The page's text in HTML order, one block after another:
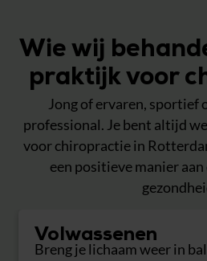
Wie wij
praktijk voor
Jong of ervaren, sportief
professional. Je bent altijd
voor chiropractie in
een positieve manier
Volwassenen
Breng je lichaam weer in